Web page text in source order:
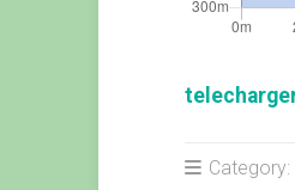
Category: